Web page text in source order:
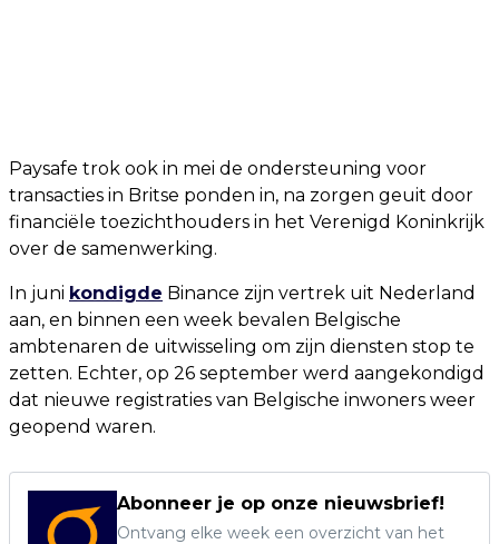
Paysafe trok ook in mei de ondersteuning voor
transacties in Britse ponden in, na zorgen geuit door
financiële toezichthouders in het Verenigd Koninkrijk
over de samenwerking.
In juni kondigde Binance zijn vertrek uit Nederland
aan, en binnen een week bevalen Belgische
ambtenaren de uitwisseling om zijn diensten stop te
zetten. Echter, op 26 september werd aangekondigd
dat nieuwe registraties van Belgische inwoners weer
geopend waren.
Abonneer je op onze nieuwsbrief!
Ontvang elke week een overzicht van het